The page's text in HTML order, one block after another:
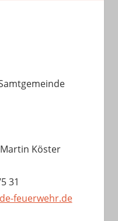
Köster
31
feuerwehr.de